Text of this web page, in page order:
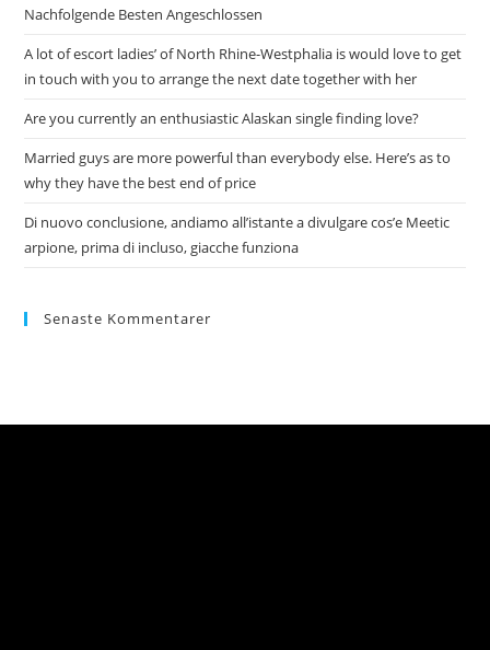
Nachfolgende Besten Angeschlossen
A lot of escort ladies’ of North Rhine-Westphalia is would love to get
in touch with you to arrange the next date together with her
Are you currently an enthusiastic Alaskan single finding love?
Married guys are more powerful than everybody else. Here’s as to
why they have the best end of price
Di nuovo conclusione, andiamo all’istante a divulgare cos’e Meetic
arpione, prima di incluso, giacche funziona
Senaste Kommentarer